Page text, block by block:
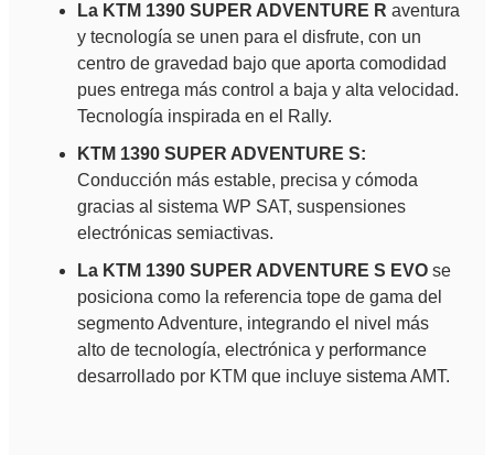
La KTM 1390 SUPER ADVENTURE R aventura
y tecnología se unen para el disfrute, con un
centro de gravedad bajo que aporta comodidad
pues entrega más control a baja y alta velocidad.
Tecnología inspirada en el Rally.
KTM 1390 SUPER ADVENTURE S:
Conducción más estable, precisa y cómoda
gracias al sistema WP SAT, suspensiones
electrónicas semiactivas.
La KTM 1390 SUPER ADVENTURE S EVOse
posiciona como la referencia tope de gama del
segmento Adventure, integrando el nivel más
alto de tecnología, electrónica y performance
desarrollado por KTM que incluye sistema AMT.